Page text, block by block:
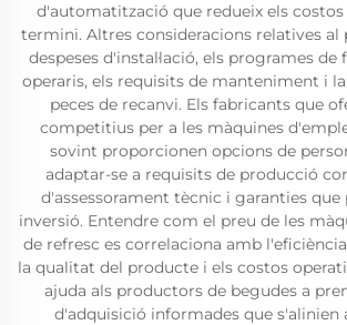
d'automatització que redueix els
termini. Altres consideracions relatives al
despeses d'instal·lació, els programes
operaris, els requisits de manteniment i
peces de recanvi. Els fabricants que
competitius per a les màquines
sovint proporcionen opcions de
adaptar-se a requisits de producció
d'assessorament tècnic i garanties que
inversió. Entendre com el preu de les
de refresc es correlaciona amb
la qualitat del producte i els costos
ajuda als productors de begudes a
d'adquisició informades que s'alinien